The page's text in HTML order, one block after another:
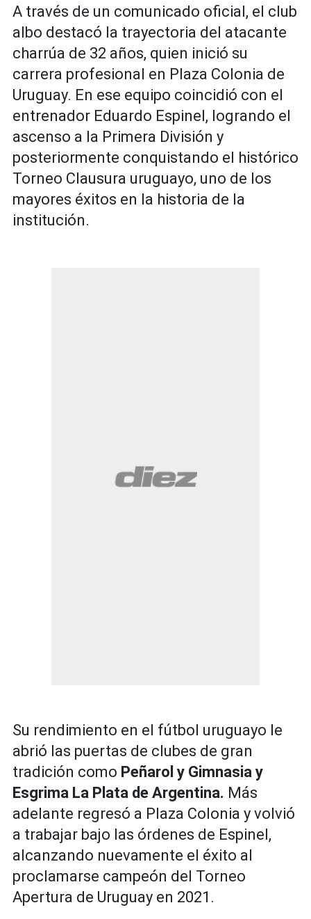
A través de un comunicado oficial, el club
albo destacó la trayectoria del atacante
charrúa de 32 años, quien inició su
carrera profesional en Plaza Colonia de
Uruguay. En ese equipo coincidió con el
entrenador Eduardo Espinel, logrando el
ascenso a la Primera División y
posteriormente conquistando el histórico
Torneo Clausura uruguayo, uno de los
mayores éxitos en la historia de la
institución.
Su rendimiento en el fútbol uruguayo le
abrió las puertas de clubes de gran
tradición como Peñarol y Gimnasia y
Esgrima La Plata de Argentina. Más
adelante regresó a Plaza Colonia y volvió
a trabajar bajo las órdenes de Espinel,
alcanzando nuevamente el éxito al
proclamarse campeón del Torneo
Apertura de Uruguay en 2021.